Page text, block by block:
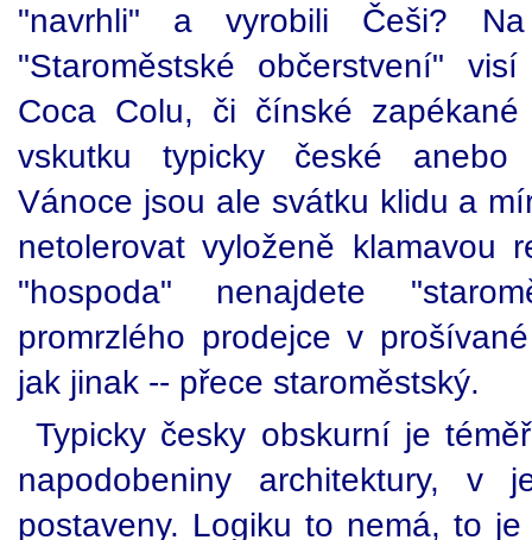
"navrhli" a vyrobili Češi?
"Staroměstské občerstvení"
Coca Colu, či čínské
vskutku typicky české anebo
Vánoce jsou ale svátku klidu a
netolerovat vyloženě klamavou
"hospoda" nenajdete
promrzlého prodejce v
jak jinak -- přece staroměstský.
Typicky česky obskurní je
napodobeniny architektury, v
postaveny. Logiku to nemá, to